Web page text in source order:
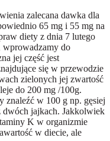
zalecana dawka dla
65 mg i 55 mg na
diety z dnia 7 lutego
do
jej część jest
się w przewodzie
zielonych jej zwartość
do 200 mg /100g.
znaleźć w 100 g np. gęsiej
dwóch jajkach. Jakkolwiek
K w organizmie
w diecie, ale